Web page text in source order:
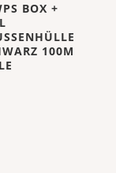
BOX +
100M